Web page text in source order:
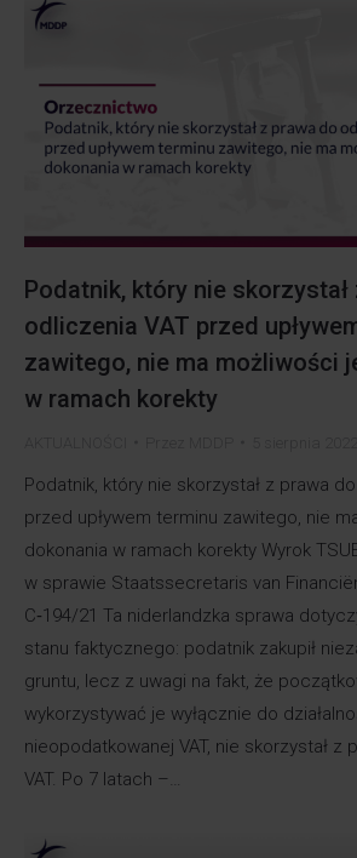
Podatnik, który nie skorzystał
odliczenia VAT przed
zawitego, nie ma możliwości
w ramach korekty
Podatnik, który nie skorzystał z prawa
przed upływem terminu zawitego, nie
dokonania w ramach korekty Wyrok
w sprawie Staatssecretaris van
C‑194/21 Ta niderlandzka sprawa
stanu faktycznego: podatnik zakupił
gruntu, lecz z uwagi na fakt, że
wykorzystywać je wyłącznie do
nieopodatkowanej VAT, nie skorzystał z
VAT. Po 7 latach –…